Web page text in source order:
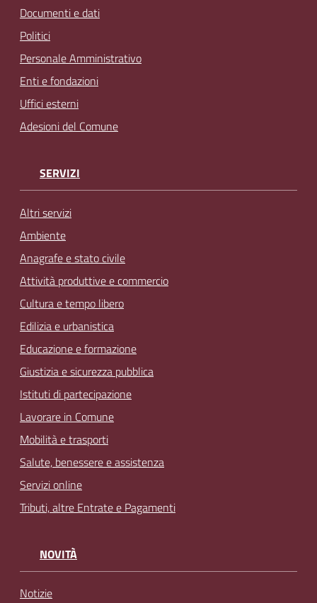
Documenti e dati
Politici
Personale Amministrativo
Enti e fondazioni
Uffici esterni
Adesioni del Comune
SERVIZI
Altri servizi
Ambiente
Anagrafe e stato civile
Attività produttive e commercio
Cultura e tempo libero
Edilizia e urbanistica
Educazione e formazione
Giustizia e sicurezza pubblica
Istituti di partecipazione
Lavorare in Comune
Mobilità e trasporti
Salute, benessere e assistenza
Servizi online
Tributi, altre Entrate e Pagamenti
NOVITÀ
Notizie